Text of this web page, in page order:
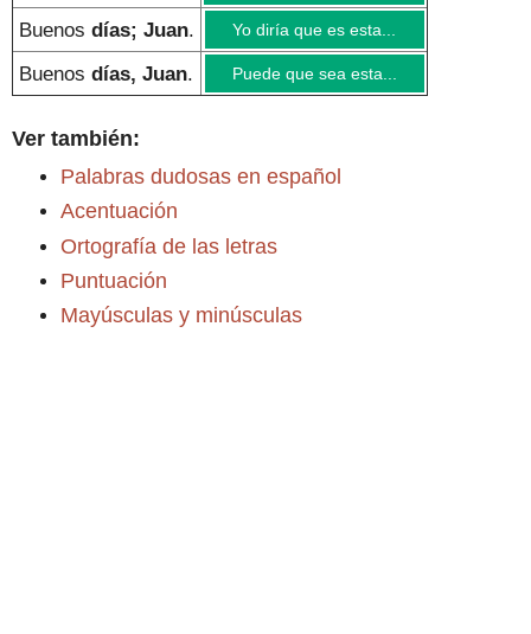
Buenos días; Juan. Yo diría que es esta...
Buenos días, Juan. Puede que sea esta...
Ver también:
Palabras dudosas en español
Acentuación
Ortografía de las letras
Puntuación
Mayúsculas y minúsculas